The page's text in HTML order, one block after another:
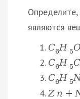
Определите,
являются
C6H 5O
C6H 5C
C6H 5
Z n +